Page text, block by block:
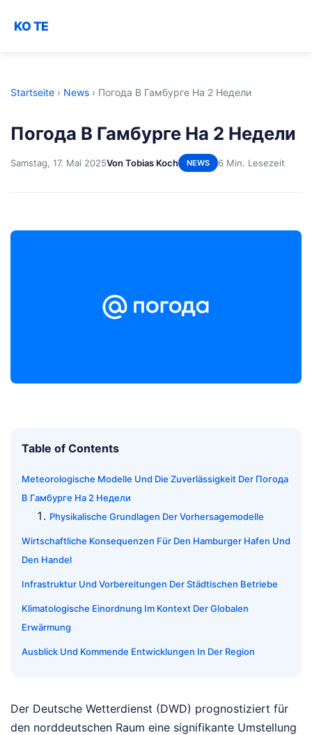
KO TE
Startseite › News › Погода В Гамбурге На 2 Недели
Погода В Гамбурге На 2 Недели
Samstag, 17. Mai 2025Von Tobias Koch NEWS 6 Min. Lesezeit
Table of Contents
Meteorologische Modelle Und Die Zuverlässigkeit Der Погода
В Гамбурге На 2 Недели
Physikalische Grundlagen Der Vorhersagemodelle
Wirtschaftliche Konsequenzen Für Den Hamburger Hafen Und
Den Handel
Infrastruktur Und Vorbereitungen Der Städtischen Betriebe
Klimatologische Einordnung Im Kontext Der Globalen
Erwärmung
Ausblick Und Kommende Entwicklungen In Der Region
Der Deutsche Wetterdienst (DWD) prognostiziert für
den norddeutschen Raum eine signifikante Umstellung